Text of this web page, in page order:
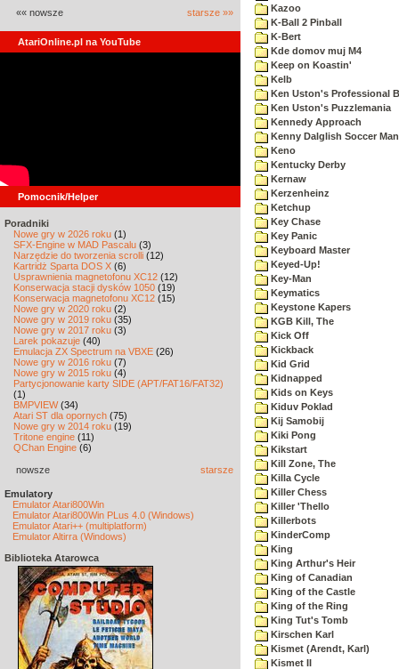
«« nowsze starsze »»
AtariOnline.pl na YouTube
Pomocnik/Helper
Poradniki
Nowe gry w 2026 roku (1)
SFX-Engine w MAD Pascalu (3)
Narzędzie do tworzenia scrolli (12)
Kartridż Sparta DOS X (6)
Usprawnienia magnetofonu XC12 (12)
Konserwacja stacji dysków 1050 (19)
Konserwacja magnetofonu XC12 (15)
Nowe gry w 2020 roku (2)
Nowe gry w 2019 roku (35)
Nowe gry w 2017 roku (3)
Larek pokazuje (40)
Emulacja ZX Spectrum na VBXE (26)
Nowe gry w 2016 roku (7)
Nowe gry w 2015 roku (4)
Partycjonowanie karty SIDE (APT/FAT16/FAT32)
(1)
BMPVIEW(34)
Atari ST dla opornych (75)
Nowe gry w 2014 roku (19)
Tritone engine (11)
QChan Engine (6)
nowsze starsze
Emulatory
Emulator Atari800Win
Emulator Atari800Win PLus 4.0 (Windows)
Emulator Atari++ (multiplatform)
Emulator Altirra (Windows)
Biblioteka Atarowca
Kazoo
K-Ball 2 Pinball
K-Bert
Kde domov muj M4
Keep on Koastin'
Kelb
Ken Uston's Professional
Ken Uston's Puzzlemania
Kennedy Approach
Kenny Dalglish Soccer
Keno
Kentucky Derby
Kernaw
Kerzenheinz
Ketchup
Key Chase
Key Panic
Keyboard Master
Keyed-Up!
Key-Man
Keymatics
Keystone Kapers
KGB Kill, The
Kick Off
Kickback
Kid Grid
Kidnapped
Kids on Keys
Kiduv Poklad
Kij Samobij
Kiki Pong
Kikstart
Kill Zone, The
Killa Cycle
Killer Chess
Killer 'Thello
Killerbots
KinderComp
King
King Arthur's Heir
King of Canadian
King of the Castle
King of the Ring
King Tut's Tomb
Kirschen Karl
Kismet (Arendt, Karl)
Kismet II